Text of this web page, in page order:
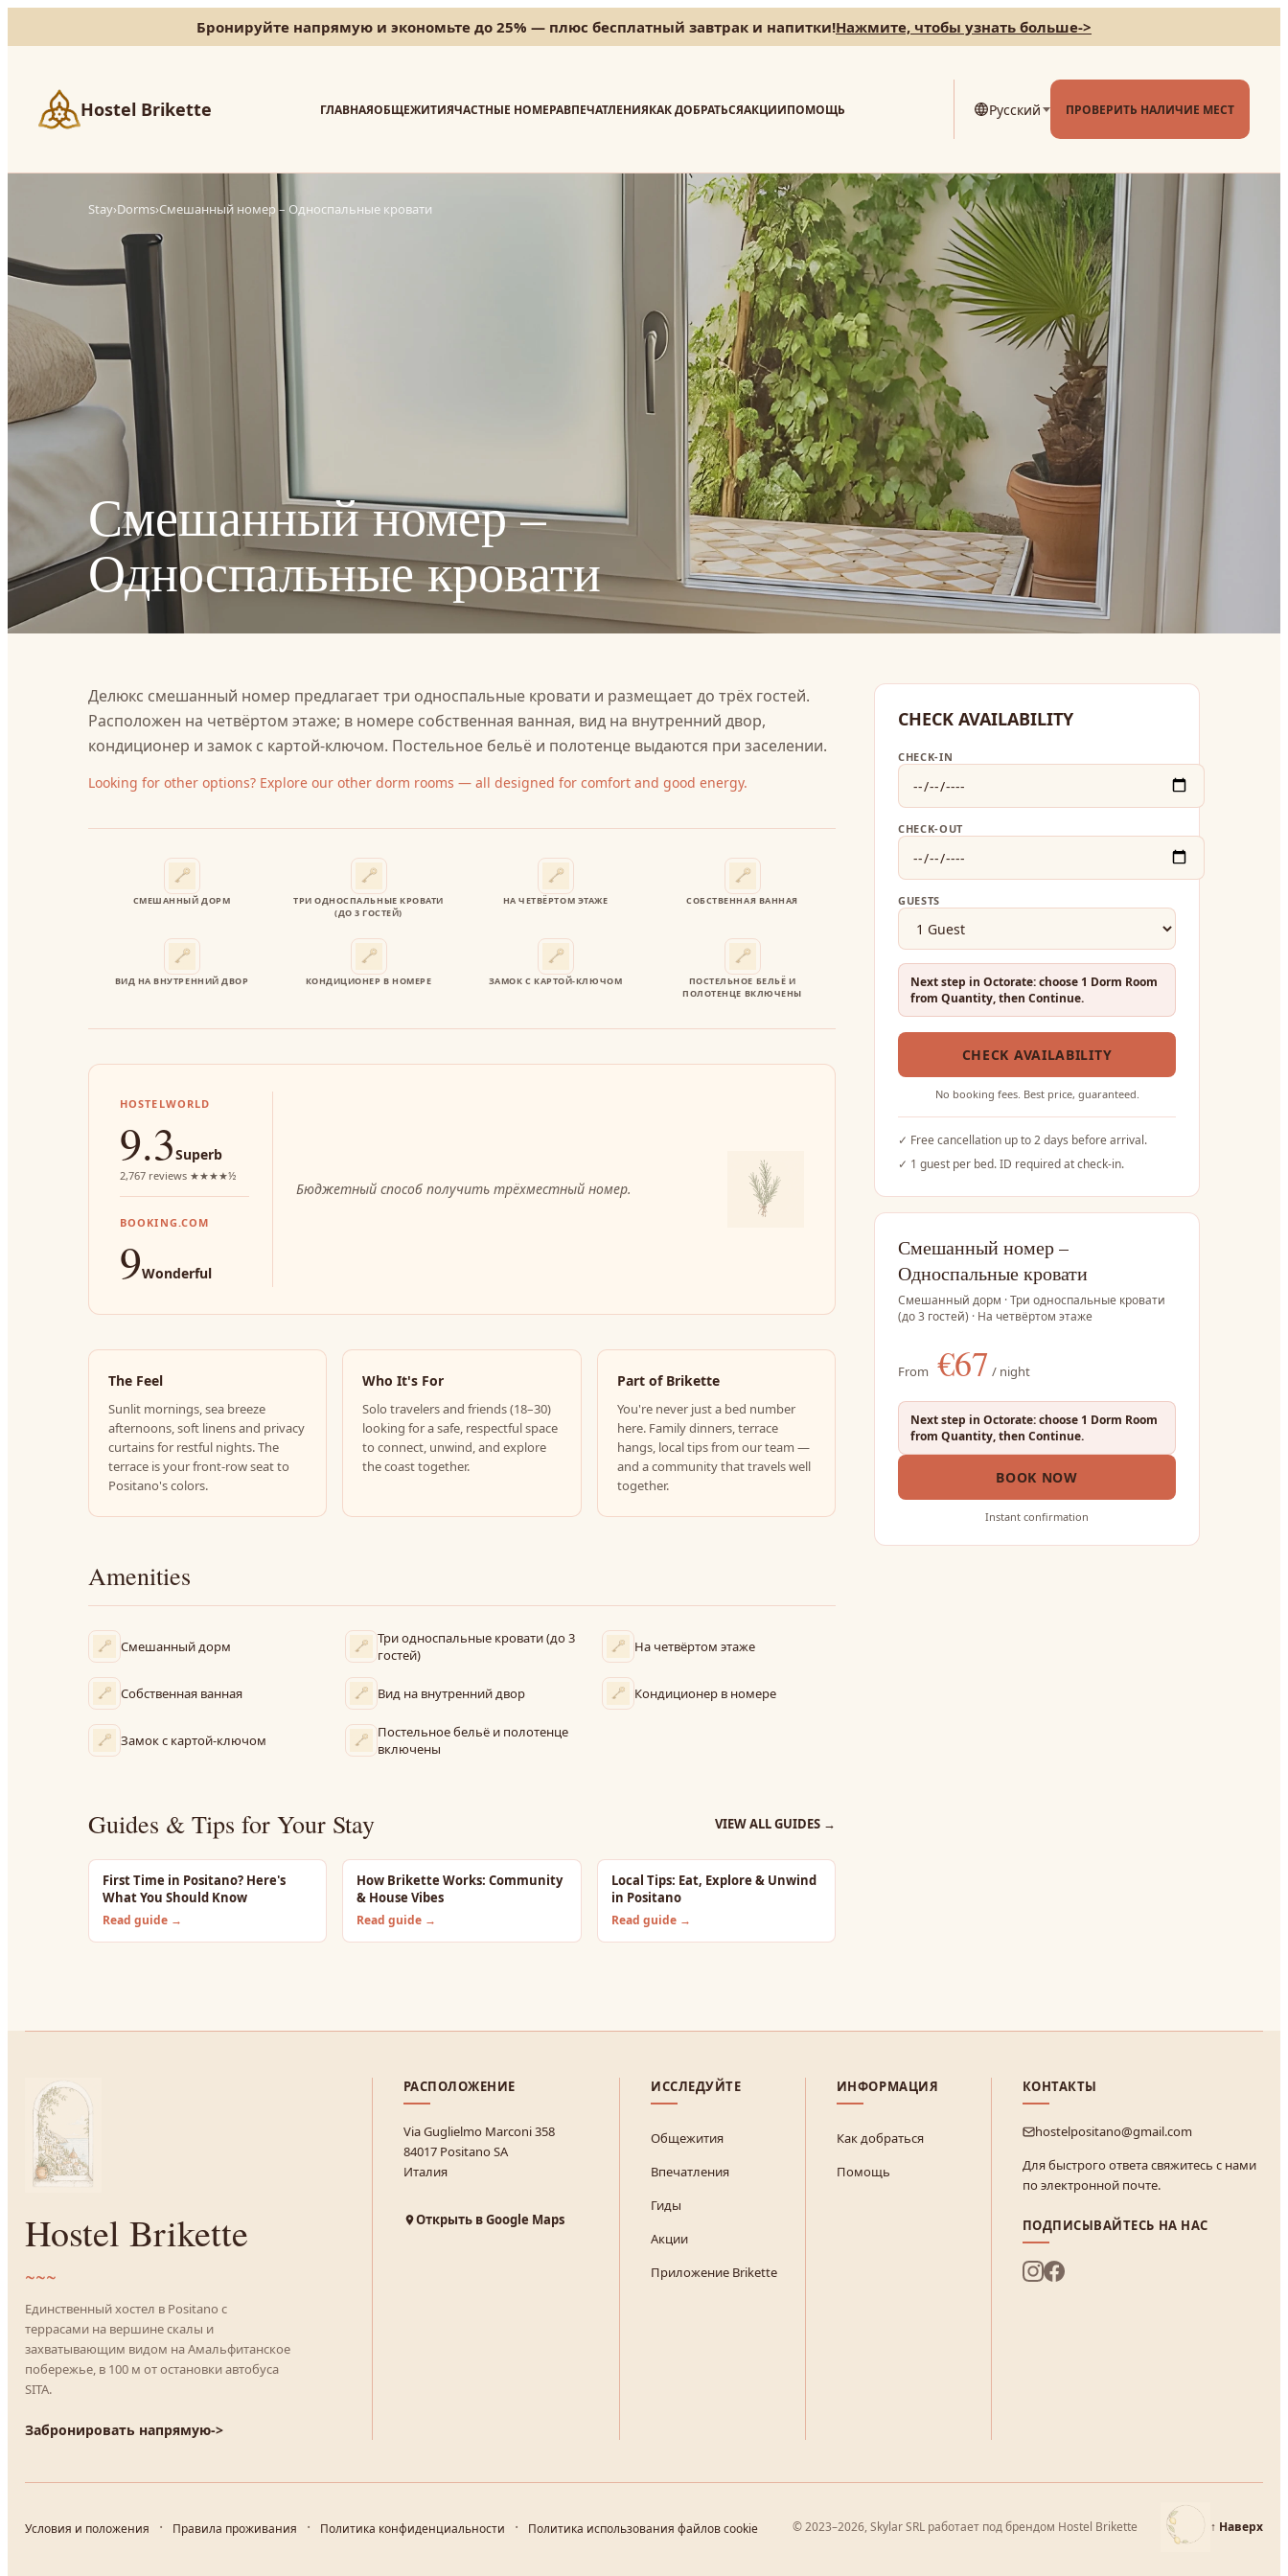
Бронируйте напрямую и экономьте до 25% — плюс бесплатный завтрак и напитки!Нажмите, чтобы узнать больше->
Hostel Brikette ГЛАВНАЯОБЩЕЖИТИЯЧАСТНЫЕ НОМЕРАВПЕЧАТЛЕНИЯКАК ДОБРАТЬСЯАКЦИИПОМОЩЬ Русский ПРОВЕРИТЬ НАЛИЧИЕ МЕСТ
Stay›Dorms›Смешанный номер – Односпальные кровати
Смешанный номер –
Односпальные кровати
Делюкс смешанный номер предлагает три односпальные кровати и размещает до трёх гостей.
Расположен на четвёртом этаже; в номере собственная ванная, вид на внутренний двор,
кондиционер и замок с картой-ключом. Постельное бельё и полотенце выдаются при заселении.
Looking for other options? Explore our other dorm rooms — all designed for comfort and good energy.
СМЕШАННЫЙ ДОРМ
ТРИ ОДНОСПАЛЬНЫЕ КРОВАТИ
(ДО 3 ГОСТЕЙ)
НА ЧЕТВЁРТОМ ЭТАЖЕ СОБСТВЕННАЯ ВАННАЯ
ВИД НА ВНУТРЕННИЙ ДВОР КОНДИЦИОНЕР В НОМЕРЕ ЗАМОК С КАРТОЙ-КЛЮЧОМ
ПОСТЕЛЬНОЕ БЕЛЬЁ И
ПОЛОТЕНЦЕ ВКЛЮЧЕНЫ
HOSTELWORLD
9.3Superb
2,767 reviews ★★★★½
BOOKING.COM
9Wonderful
Бюджетный способ получить трёхместный номер.
The Feel
Sunlit mornings, sea breeze
afternoons, soft linens and privacy
curtains for restful nights. The
terrace is your front-row seat to
Positano's colors.
Who It's For
Solo travelers and friends (18–30)
looking for a safe, respectful space
to connect, unwind, and explore
the coast together.
Part of Brikette
You're never just a bed number
here. Family dinners, terrace
hangs, local tips from our team —
and a community that travels well
together.
Amenities
Смешанный дорм
Три односпальные кровати (до 3
гостей)
На четвёртом этаже
Собственная ванная Вид на внутренний двор Кондиционер в номере
Замок с картой-ключом
Постельное бельё и полотенце
включены
Guides & Tips for Your Stay VIEW ALL GUIDES →
First Time in Positano? Here's
What You Should Know
Read guide →
How Brikette Works: Community
& House Vibes
Read guide →
Local Tips: Eat, Explore & Unwind
in Positano
Read guide →
CHECK AVAILABILITY
CHECK-IN
CHECK-OUT
GUESTS
Next step in Octorate: choose 1 Dorm Room
from Quantity, then Continue.
CHECK AVAILABILITY
No booking fees. Best price, guaranteed.
✓ Free cancellation up to 2 days before arrival.
✓ 1 guest per bed. ID required at check-in.
Смешанный номер –
Односпальные кровати
Смешанный дорм · Три односпальные кровати
(до 3 гостей) · На четвёртом этаже
From €67 / night
Next step in Octorate: choose 1 Dorm Room
from Quantity, then Continue.
BOOK NOW
Instant confirmation
Hostel Brikette
~~~
Единственный хостел в Positano с
террасами на вершине скалы и
захватывающим видом на Амальфитанское
побережье, в 100 м от остановки автобуса
SITA.
Забронировать напрямую->
РАСПОЛОЖЕНИЕ
Via Guglielmo Marconi 358
84017 Positano SA
Италия
Открыть в Google Maps
ИССЛЕДУЙТЕ
Общежития
Впечатления
Гиды
Акции
Приложение Brikette
ИНФОРМАЦИЯ
Как добраться
Помощь
КОНТАКТЫ
hostelpositano@gmail.com
Для быстрого ответа свяжитесь с нами
по электронной почте.
ПОДПИСЫВАЙТЕСЬ НА НАС
Условия и положения Правила проживания Политика конфиденциальности Политика использования файлов cookie © 2023–2026, Skylar SRL работает под брендом Hostel Brikette ↑ Наверх